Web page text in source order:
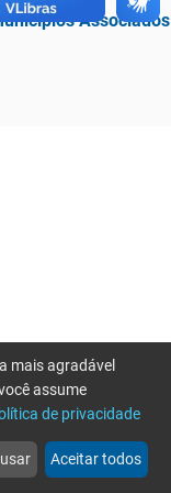
Associados
web more_horiz
Mais
mais agradável
assume
de privacidade
Aceitar todos